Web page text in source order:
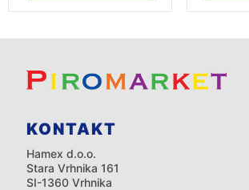
KONTAKT
Hamex d.o.o.
Stara Vrhnika 161
SI-1360 Vrhnika